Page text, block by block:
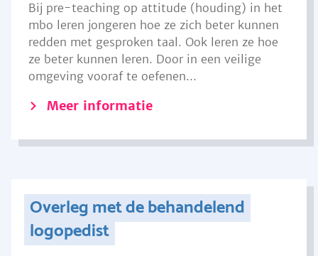
Bij pre-teaching op attitude (houding) in het
mbo leren jongeren hoe ze zich beter kunnen
redden met gesproken taal. Ook leren ze hoe
ze beter kunnen leren. Door in een veilige
omgeving vooraf te oefenen...
Meer informatie
Overleg met de behandelend
logopedist